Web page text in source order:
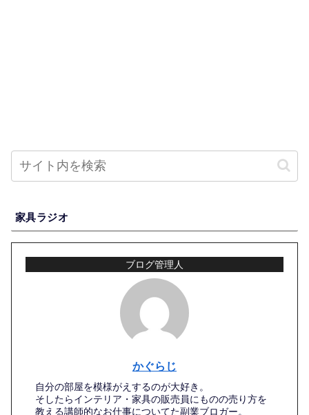
家具ラジオ
ブログ管理人
かぐらじ
自分の部屋を模様がえするのが大好き。
そしたらインテリア・家具の販売員にものの売り方を
教える講師的なお仕事についてた副業ブロガー。